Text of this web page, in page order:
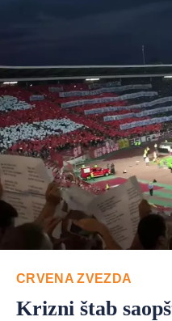
CRVENA ZVEZDA
Krizni štab